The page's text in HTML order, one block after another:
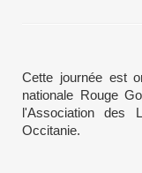
Cette journée est
nationale Rouge
l'Association des
Occitanie.